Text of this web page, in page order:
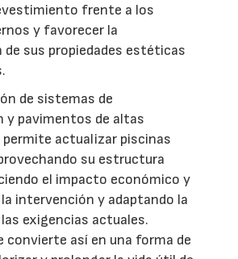
frente a los
y favorecer la
de sus propiedades estéticas
de sistemas de
y pavimentos de altas
actualizar piscinas
su estructura
el impacto económico y
intervención y adaptando la
exigencias actuales.
convierte así en una forma de